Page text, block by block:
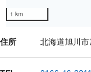
住所 北海道旭川市
1 km